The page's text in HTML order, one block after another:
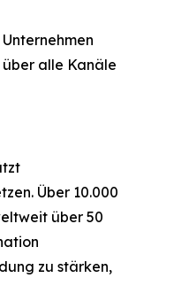
alle Kanäle
Über 10.000
über 50
zu stärken,